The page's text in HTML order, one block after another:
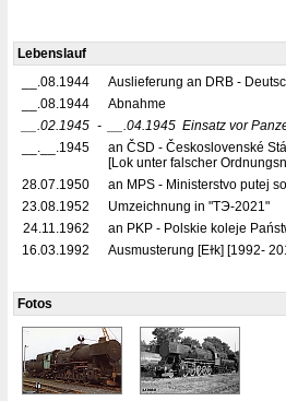
Lebenslauf
__.08.1944
Auslieferung an DRB -
__.08.1944
Abnahme
__.02.1945 - __.04.1945 Einsatz vor
__.__.1945
an ČSD - Československé
[Lok unter falscher
28.07.1950
an MPS - Ministerstvo putej
23.08.1952
Umzeichnung in "TЭ-2021"
24.11.1962
an PKP - Polskie koleje
16.03.1992
Ausmusterung [Eɫk] [1992-
Fotos